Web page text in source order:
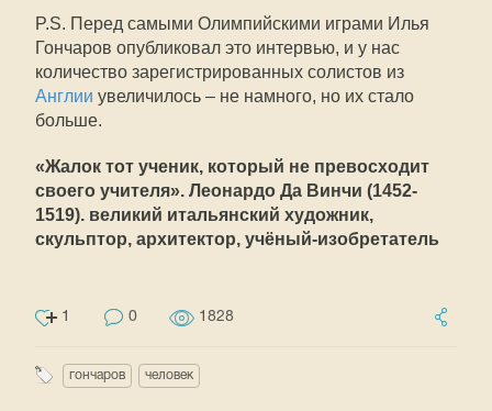
P.S. Перед самыми Олимпийскими играми Илья
Гончаров опубликовал это интервью, и у нас
количество зарегистрированных солистов из
Англии увеличилось – не намного, но их стало
больше.
«Жалок тот ученик, который не превосходит
своего учителя». Леонардо Да Винчи (1452-
1519). великий итальянский художник,
скульптор, архитектор, учёный-изобретатель
1 0 1828
гончаров человек